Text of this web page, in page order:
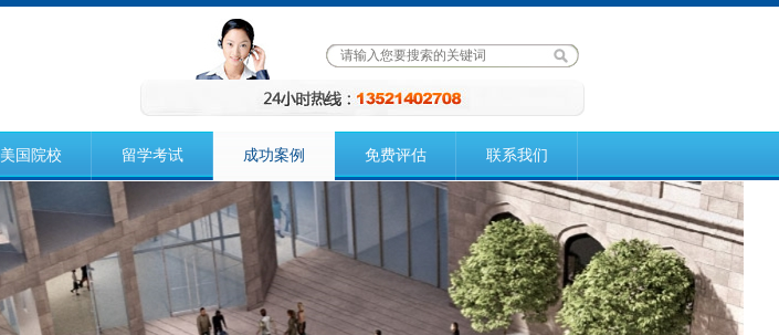
美国院校 留学考试 成功案例 免费评估 联系我们